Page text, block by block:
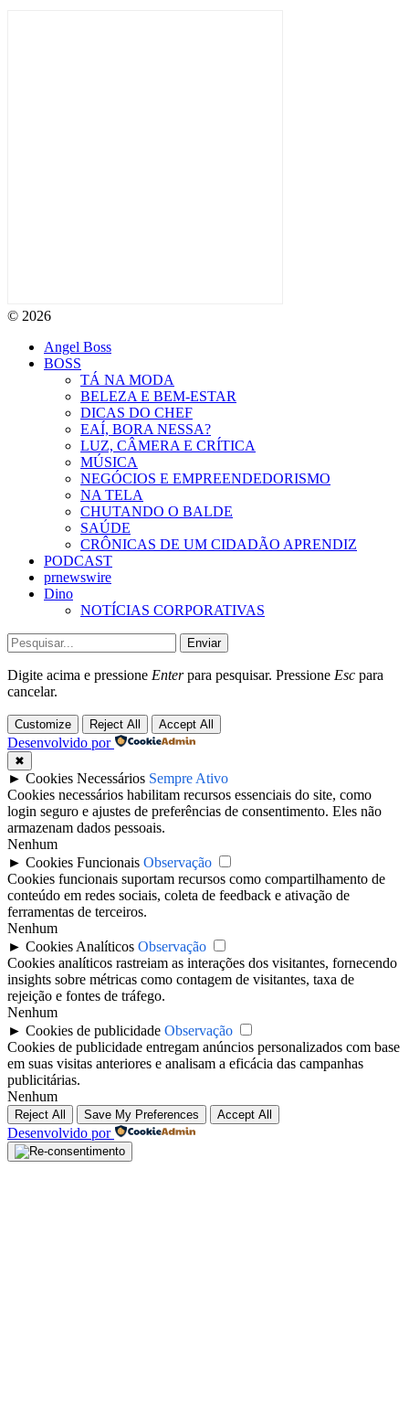
© 2026
Angel Boss
BOSS
TÁ NA MODA
BELEZA E BEM-ESTAR
DICAS DO CHEF
EAÍ, BORA NESSA?
LUZ, CÂMERA E CRÍTICA
MÚSICA
NEGÓCIOS E EMPREENDEDORISMO
NA TELA
CHUTANDO O BALDE
SAÚDE
CRÔNICAS DE UM CIDADÃO APRENDIZ
PODCAST
prnewswire
Dino
NOTÍCIAS CORPORATIVAS
Enviar
Digite acima e pressione Enterpara pesquisar. Pressione Esc para
cancelar.
Customize Reject All Accept All
Desenvolvido por
✖
► Cookies Necessários Sempre Ativo
Cookies necessários habilitam recursos essenciais do site, como
login seguro e ajustes de preferências de consentimento. Eles não
armazenam dados pessoais.
Nenhum
► Cookies Funcionais Observação
Cookies funcionais suportam recursos como compartilhamento de
conteúdo em redes sociais, coleta de feedback e ativação de
ferramentas de terceiros.
Nenhum
► Cookies Analíticos Observação
Cookies analíticos rastreiam as interações dos visitantes, fornecendo
insights sobre métricas como contagem de visitantes, taxa de
rejeição e fontes de tráfego.
Nenhum
► Cookies de publicidade Observação
Cookies de publicidade entregam anúncios personalizados com base
em suas visitas anteriores e analisam a eficácia das campanhas
publicitárias.
Nenhum
Reject All Save My Preferences Accept All
Desenvolvido por